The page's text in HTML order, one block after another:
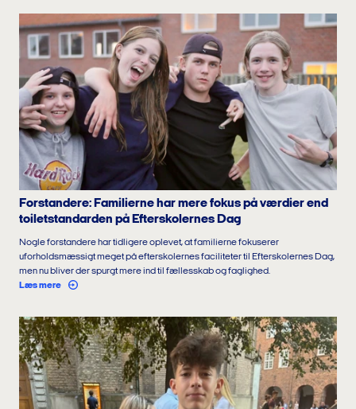
Forstandere: Familierne har mere fokus på værdier end
toiletstandarden på Efterskolernes Dag
Nogle forstandere har tidligere oplevet, at familierne fokuserer
uforholdsmæssigt meget på efterskolernes faciliteter til Efterskolernes Dag,
men nu bliver der spurgt mere ind til fællesskab og faglighed.
Læs mere